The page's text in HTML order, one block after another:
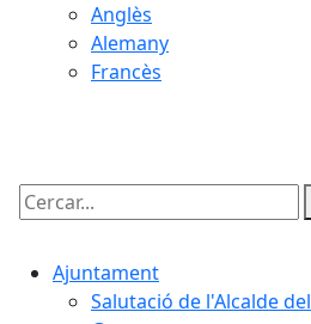
Anglès
Alemany
Francès
Cercar:
Ajuntament
Salutació de l'Alcalde